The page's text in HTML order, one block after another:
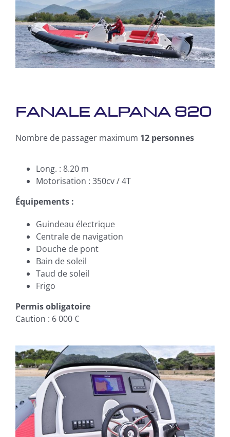
FANALE ALPANA 820
Nombre de passager maximum 12 personnes
Long. : 8.20 m
Motorisation : 350cv / 4T
Équipements :
Guindeau électrique
Centrale de navigation
Douche de pont
Bain de soleil
Taud de soleil
Frigo
Permis obligatoire
Caution : 6 000 €